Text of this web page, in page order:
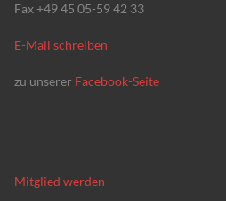
Fax +49 45 05-59 42 33
E-Mail schreiben
zu unserer Facebook-Seite
Mitglied werden